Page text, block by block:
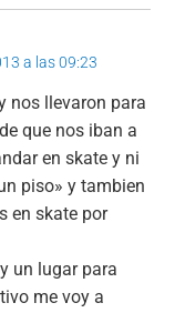
a las 09:23
nos llevaron para
que nos iban a
en skate y ni
piso» y tambien
en skate por
un lugar para
me voy a